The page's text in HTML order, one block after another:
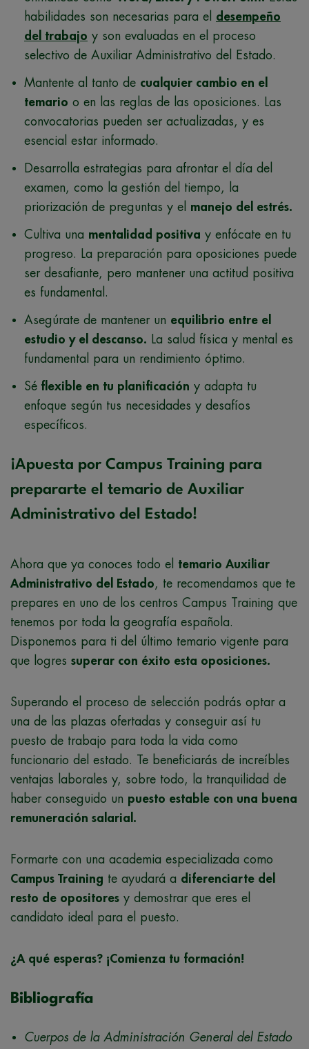
habilidades son necesarias para el desempeño
del trabajo y son evaluadas en el proceso
selectivo de Auxiliar Administrativo del Estado.
Mantente al tanto de cualquier cambio en el
temario o en las reglas de las oposiciones. Las
convocatorias pueden ser actualizadas, y es
esencial estar informado.
Desarrolla estrategias para afrontar el día del
examen, como la gestión del tiempo, la
priorización de preguntas y el manejo del estrés.
Cultiva una mentalidad positiva y enfócate en tu
progreso. La preparación para oposiciones puede
ser desafiante, pero mantener una actitud positiva
es fundamental.
Asegúrate de mantener un equilibrio entre el
estudio y el descanso. La salud física y mental es
fundamental para un rendimiento óptimo.
Sé flexible en tu planificación y adapta tu
enfoque según tus necesidades y desafíos
específicos.
¡Apuesta por Campus Training para
prepararte el temario de Auxiliar
Administrativo del Estado!
Ahora que ya conoces todo el temario Auxiliar
Administrativo del Estado , te recomendamos que te
prepares en uno de los centros Campus Training que
tenemos por toda la geografía española.
Disponemos para ti del último temario vigente para
que logres superar con éxito esta oposiciones.
Superando el proceso de selección podrás optar a
una de las plazas ofertadas y conseguir así tu
puesto de trabajo para toda la vida como
funcionario del estado. Te beneficiarás de increíbles
ventajas laborales y, sobre todo, la tranquilidad de
haber conseguido un puesto estable con una buena
remuneración salarial.
Formarte con una academia especializada como
Campus Training te ayudará a diferenciarte del
resto de opositores y demostrar que eres el
candidato ideal para el puesto.
¿A qué esperas? ¡Comienza tu formación!
Bibliografía
Cuerpos de la Administración General del Estado